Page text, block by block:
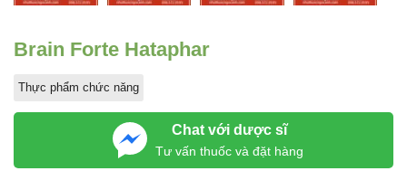
Brain Forte Hataphar
Thực phẩm chức năng
Chat với dược sĩ
Tư vấn thuốc và đặt hàng